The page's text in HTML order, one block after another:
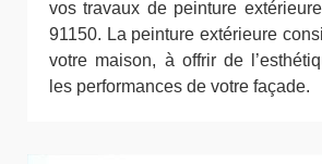
vos travaux de peinture
91150. La peinture extérieure
votre maison, à offrir de
les performances de votre façade.